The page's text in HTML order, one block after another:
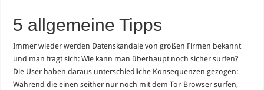
5 allgemeine Tipps
Immer wieder werden Datenskandale von großen Firmen bekannt
und man fragt sich: Wie kann man überhaupt noch sicher surfen?
Die User haben daraus unterschiedliche Konsequenzen gezogen:
Während die einen seither nur noch mit dem Tor-Browser surfen,